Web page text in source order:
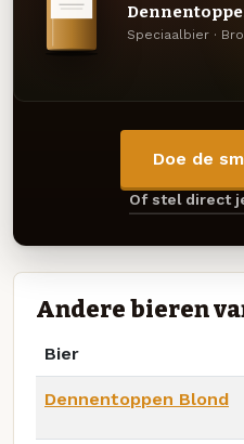
Speciaalbier ·
Doe de
Of stel direct
Andere bieren
Bier
Dennentoppen Blond